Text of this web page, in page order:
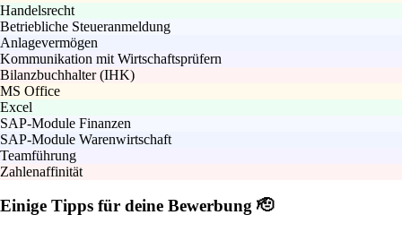
Handelsrecht
Betriebliche Steueranmeldung
Anlagevermögen
Kommunikation mit Wirtschaftsprüfern
Bilanzbuchhalter (IHK)
MS Office
Excel
SAP-Module Finanzen
SAP-Module Warenwirtschaft
Teamführung
Zahlenaffinität
Einige Tipps für deine Bewerbung 🫡